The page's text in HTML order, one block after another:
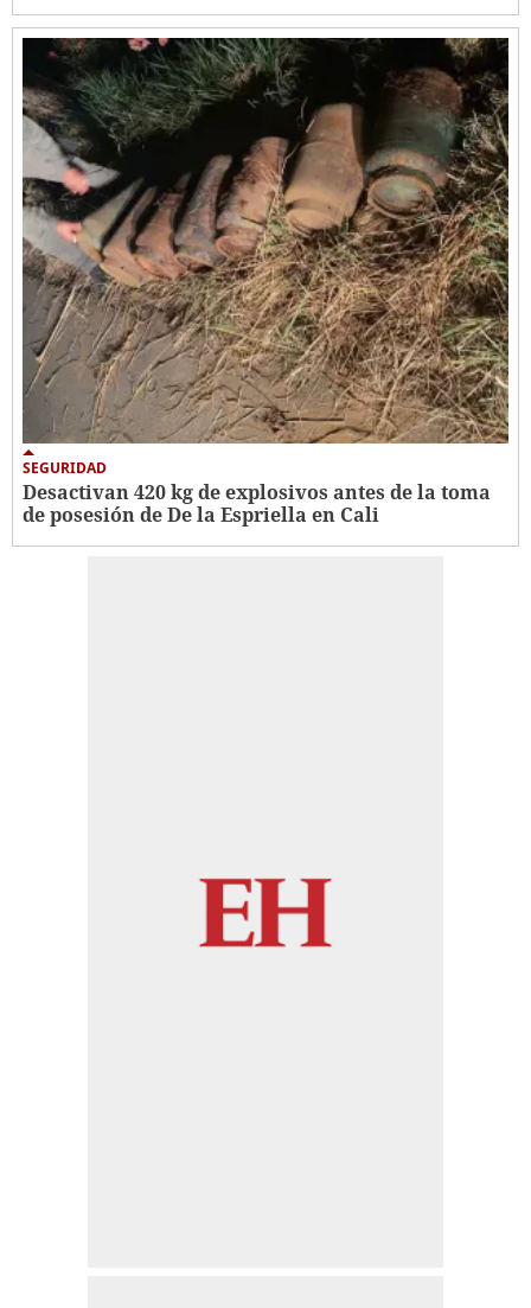
SEGURIDAD
Desactivan 420 kg de explosivos antes de la toma
de posesión de De la Espriella en Cali